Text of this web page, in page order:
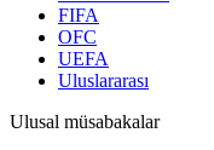
FIFA
OFC
UEFA
Uluslararası
Ulusal müsabakalar